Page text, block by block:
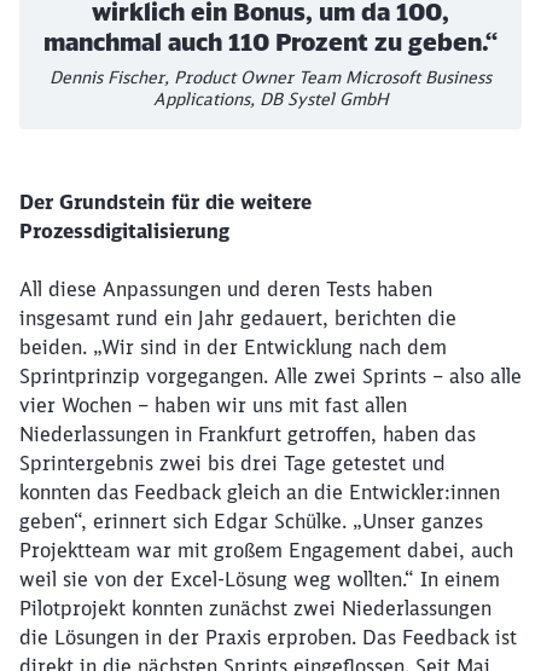
wirklich ein Bonus, um da 100,
manchmal auch 110 Prozent zu geben.“
Dennis Fischer, Product Owner Team Microsoft Business
Applications, DB Systel GmbH
Der Grundstein für die weitere
Prozessdigitalisierung
All diese Anpassungen und deren Tests haben
insgesamt rund ein Jahr gedauert, berichten die
beiden. „Wir sind in der Entwicklung nach dem
Sprintprinzip vorgegangen. Alle zwei Sprints – also alle
vier Wochen – haben wir uns mit fast allen
Niederlassungen in Frankfurt getroffen, haben das
Sprintergebnis zwei bis drei Tage getestet und
konnten das Feedback gleich an die Entwickler:innen
geben“, erinnert sich Edgar Schülke. „Unser ganzes
Projektteam war mit großem Engagement dabei, auch
weil sie von der Excel-Lösung weg wollten.“ In einem
Pilotprojekt konnten zunächst zwei Niederlassungen
die Lösungen in der Praxis erproben. Das Feedback ist
direkt in die nächsten Sprints eingeflossen. Seit Mai